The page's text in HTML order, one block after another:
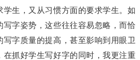
学生，又从习惯方面的要求学生。如
写字姿势，这些往往容易忽略，而恰
写字质量的提高，甚至影响到用眼卫
在抓好学生写好字的同时，我更注重